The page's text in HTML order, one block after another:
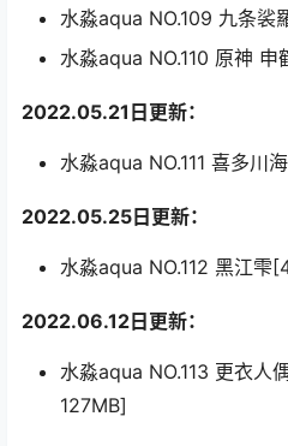
水淼aqua NO.109 九条裟
水淼aqua NO.110 原神
2022.05.21日更新：
水淼aqua NO.111 喜多川
2022.05.25日更新：
水淼aqua NO.112 黑江雫
2022.06.12日更新：
水淼aqua NO.113 更衣人
127MB]